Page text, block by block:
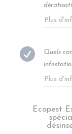
Plus

Quels
Plus
Ecopest